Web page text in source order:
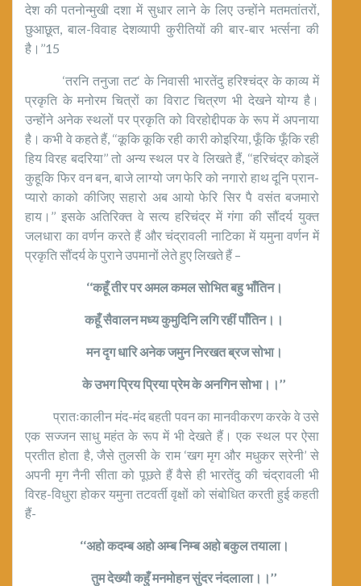
देश की पतनोन्मुखी दशा में सुधार लाने के लिए उन्होंने मतमतांतरों,
छुआछूत, बाल-विवाह देशव्यापी कुरीतियों की बार-बार भर्त्सना की
है।’’15
‘तरनि तनुजा तट‘ के निवासी भारतेंदु हरिश्चंद्र के काव्य में
प्रकृति के मनोरम चित्रों का विराट चित्रण भी देखने योग्य है।
उन्होंने अनेक स्थलों पर प्रकृति को विरहोद्दीपक के रूप में अपनाया
है। कभी वे कहते हैं, ‘‘कूकि कूकि रही कारी कोइरिया, फूँकि फूँकि रही
हिय विरह बदरिया’’ तो अन्य स्थल पर वे लिखते हैं, ‘‘हरिचंद्र कोइलें
कुहूकि फिर वन बन, बाजे लाग्यो जग फेरि को नगारो हाथ दूनि प्रान-
प्यारो काको कीजिए सहारो अब आयो फेरि सिर पै वसंत बजमारो
हाय।’’ इसके अतिरिक्त वे सत्य हरिचंद्र में गंगा की सौंदर्य युक्त
जलधारा का वर्णन करते हैं और चंद्रावली नाटिका में यमुना वर्णन में
प्रकृति सौंदर्य के पुराने उपमानों लेते हुए लिखते हैं –
‘‘कहूँ तीर पर अमल कमल सोभित बहु भाँतिन।
कहूँ सैवालन मध्य कुमुदिनि लगि रहीं पाँतिन।।
मन दृग धारि अनेक जमुन निरखत ब्रज सोभा।
के उभग प्रिय प्रिया प्रेम के अनगिन सोभा।।’’
प्रातःकालीन मंद-मंद बहती पवन का मानवीकरण करके वे उसे
एक सज्जन साधु महंत के रूप में भी देखते हैं। एक स्थल पर ऐसा
प्रतीत होता है, जैसे तुलसी के राम ‘खग मृग और मधुकर स्रेनी’ से
अपनी मृग नैनी सीता को पूछते हैं वैसे ही भारतेंदु की चंद्रावली भी
विरह-विधुरा होकर यमुना तटवर्ती वृक्षों को संबोधित करती हुई कहती
हैं-
‘‘अहो कदम्ब अहो अम्ब निम्ब अहो बकुल तयाला।
तुम देख्यौ कहुँ मनमोहन सुंदर नंदलाला।।’’